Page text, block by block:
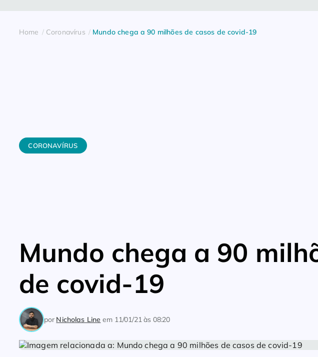
Home Coronavírus Mundo chega a 90 milhões de casos de covid-19
CORONAVÍRUS
Mundo chega a 90
de covid-19
por Nicholas Line em 11/01/21 às 08:20